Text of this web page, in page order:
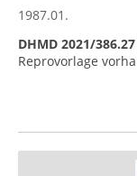
1987.01.
DHMD 2021/386.27
Reprovorlage